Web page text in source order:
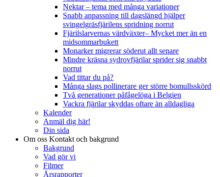
Nektar – tema med många variationer
Snabb anpassning till dagslängd hjälper
svingelgräsfjärilens spridning norrut
Fjärilslarvernas värdväxter– Mycket mer än en
midsommarbukett
Monarker migrerar söderut allt senare
Mindre kräsna sydrovfjärilar sprider sig snabbt
norrut
Vad tittar du på?
Många slags pollinerare ger större bomullsskörd
Två generationer påfågelöga i Belgien
Vackra fjärilar skyddas oftare än alldagliga
Kalender
Anmäl dig här!
Din sida
Om oss Kontakt och bakgrund
Bakgrund
Vad gör vi
Filmer
Årsrapporter